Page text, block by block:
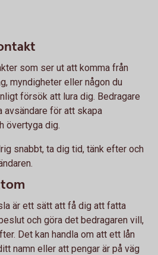
som ser ut att komma från
myndigheter eller någon du
försök att lura dig. Bedragare
avsändare för att skapa
övertyga dig.
snabbt, ta dig tid, tänk efter och
är ett sätt att få dig att fatta
och göra det bedragaren vill,
Det kan handla om att ett lån
namn eller att pengar är på väg